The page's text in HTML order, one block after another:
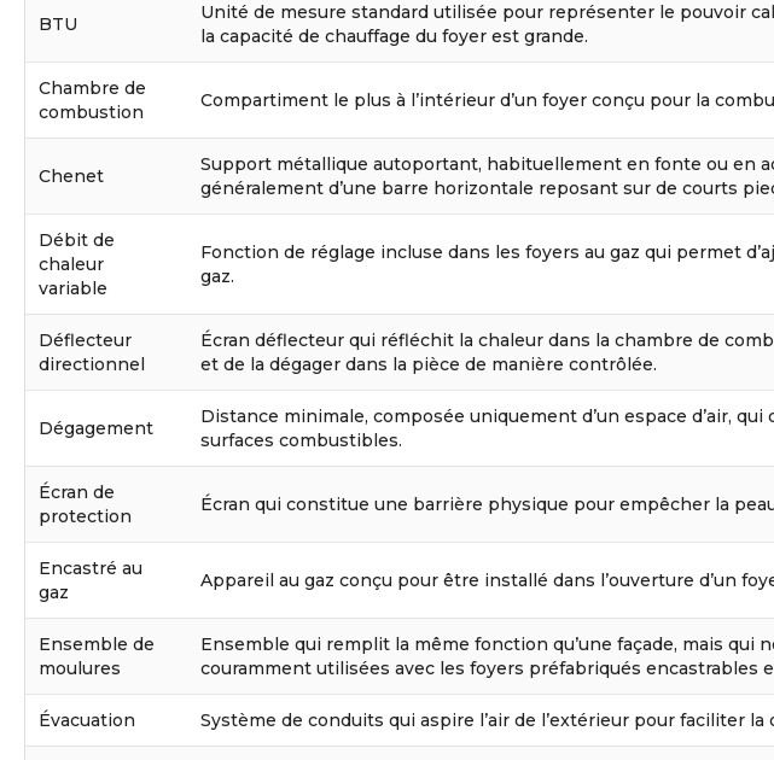
BTU
Unité de mesure standard utilisée pour représenter le pouvoir
la capacité de chauffage du foyer est grande.
Chambre de
combustion
Compartiment le plus à l’intérieur d’un foyer conçu pour la
Chenet
Support métallique autoportant, habituellement en fonte ou en
généralement d’une barre horizontale reposant sur de courts
Débit de
chaleur
variable
Fonction de réglage incluse dans les foyers au gaz qui permet
gaz.
Déflecteur
directionnel
Écran déflecteur qui réfléchit la chaleur dans la chambre de
et de la dégager dans la pièce de manière contrôlée.
Dégagement
Distance minimale, composée uniquement d’un espace d’air,
surfaces combustibles.
Écran de
protection
Écran qui constitue une barrière physique pour empêcher la
Encastré au
gaz
Appareil au gaz conçu pour être installé dans l’ouverture d’un
Ensemble de
moulures
Ensemble qui remplit la même fonction qu’une façade, mais qui
couramment utilisées avec les foyers préfabriqués encastrables
Évacuation Système de conduits qui aspire l’air de l’extérieur pour faciliter